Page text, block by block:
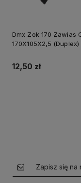
Dmx Zok 170 Zawias
170X105X2,5 (Duplex)
12,50 zł
Zapisz się na